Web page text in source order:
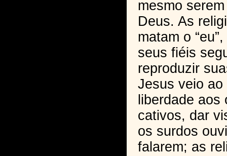
mesmo
Deus. As
matam o
seus fiéis
reproduzir
Jesus veio ao
liberdade
cativos, dar
os surdos
falarem; as